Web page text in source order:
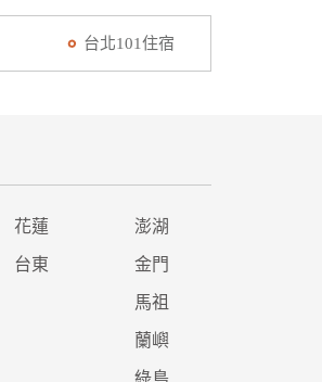
台北101住宿
花蓮 澎湖
台東 金門
馬祖
蘭嶼
綠島